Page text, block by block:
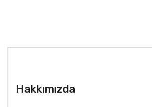
Hakkımızda